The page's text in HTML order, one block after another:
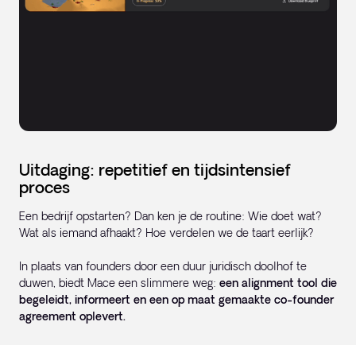
Uitdaging: repetitief en tijdsintensief
proces
Een bedrijf opstarten? Dan ken je de routine: Wie doet wat?
Wat als iemand afhaakt? Hoe verdelen we de taart eerlijk?
In plaats van founders door een duur juridisch doolhof te
duwen, biedt Mace een slimmere weg: een alignment tool die
begeleidt, informeert en een op maat gemaakte co-founder
agreement oplevert.